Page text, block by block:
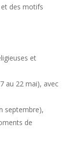
des motifs
et
au 22 mai), avec
septembre),
de